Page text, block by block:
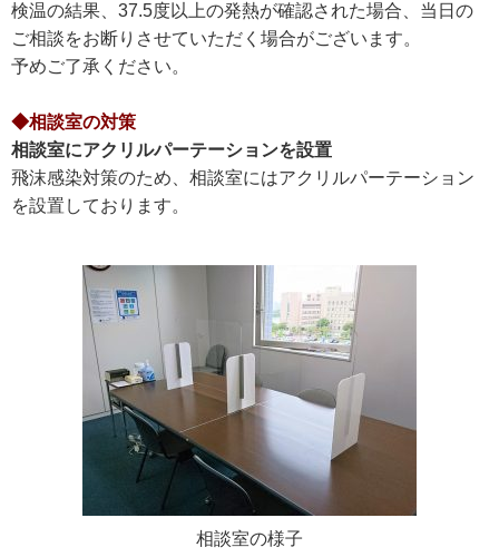
検温の結果、37.5度以上の発熱が確認された場合、当日の
ご相談をお断りさせていただく場合がございます。
予めご了承ください。
◆相談室の対策
相談室にアクリルパーテーションを設置
飛沫感染対策のため、相談室にはアクリルパーテーション
を設置しております。
相談室の様子